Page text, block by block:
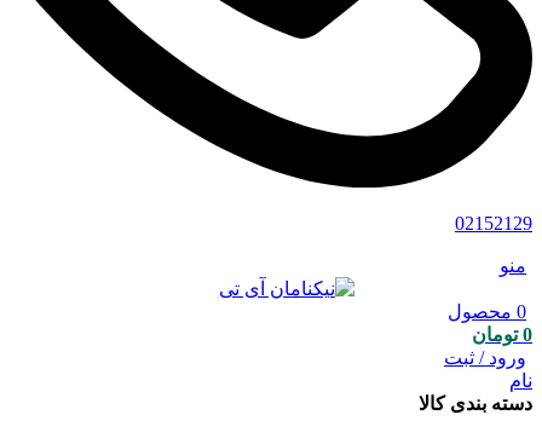
02152129
منو
0 محصول
0 تومان
ورود / ثبت
نام
دسته بندی کالا